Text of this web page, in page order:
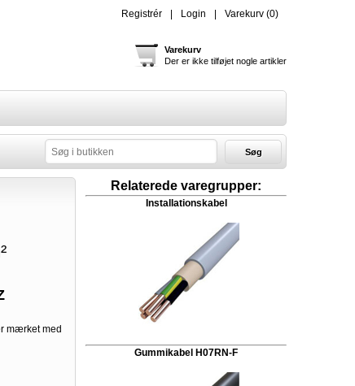
Registrér Login Varekurv (0)
Varekurv
Der er ikke tilføjet nogle artikler
Søg
mærket med
Relaterede varegrupper:
Installationskabel
Gummikabel H07RN-F